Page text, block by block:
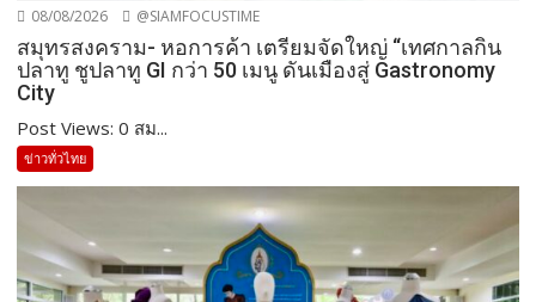
08/08/2026 @SIAMFOCUSTIME
สมุทรสงคราม- หอการค้า เตรียมจัดใหญ่ “เทศกาลกิน
ปลาทู ชูปลาทู GI กว่า 50 เมนู ดันเมืองสู่ Gastronomy
City
Post Views: 0 สม...
ข่าวทั่วไทย